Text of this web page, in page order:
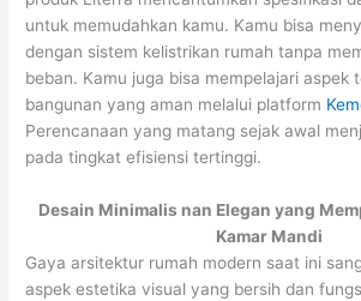
untuk memudahkan kamu. Kamu bisa
dengan sistem kelistrikan rumah tanpa
beban. Kamu juga bisa mempelajari aspek
bangunan yang aman melalui platform
Perencanaan yang matang sejak awal
pada tingkat efisiensi tertinggi.
Desain Minimalis nan Elegan yang
Kamar Mandi
Gaya arsitektur rumah modern saat ini
aspek estetika visual yang bersih dan